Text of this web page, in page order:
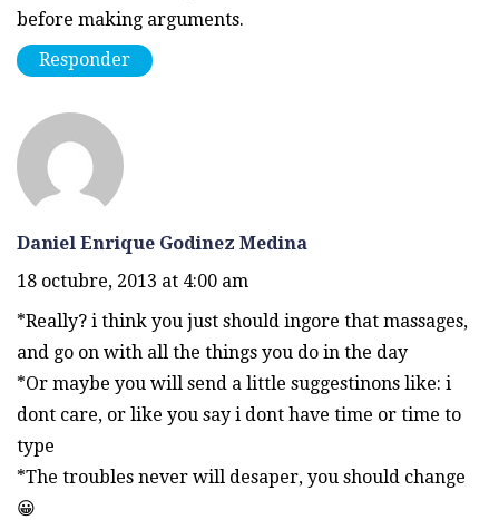
before making arguments.
Responder
Daniel Enrique Godinez Medina
18 octubre, 2013 at 4:00 am
*Really? i think you just should ingore that massages,
and go on with all the things you do in the day
*Or maybe you will send a little suggestinons like: i
dont care, or like you say i dont have time or time to
type
*The troubles never will desaper, you should change
😀